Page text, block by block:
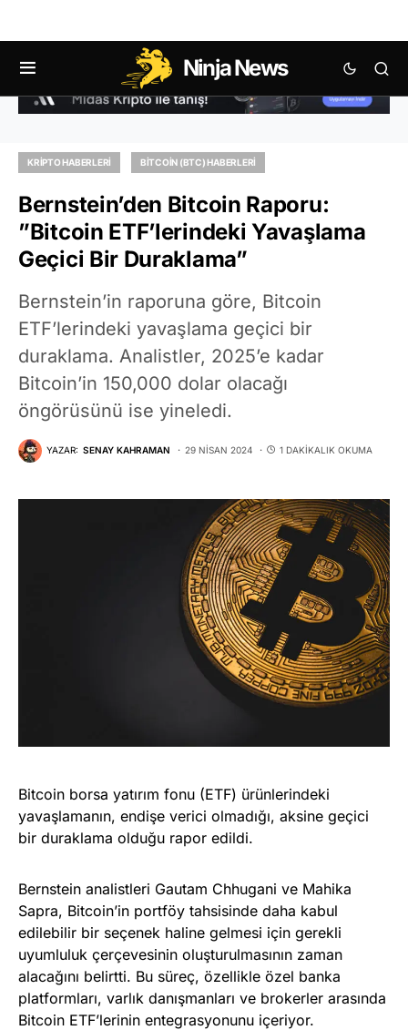
Ninja News
KRIPTO HABERLERI BITCOIN (BTC) HABERLERI
Bernstein’den Bitcoin Raporu:
”Bitcoin ETF’lerindeki Yavaşlama
Geçici Bir Duraklama”
Bernstein’in raporuna göre, Bitcoin
ETF’lerindeki yavaşlama geçici bir
duraklama. Analistler, 2025’e kadar
Bitcoin’in 150,000 dolar olacağı
öngörüsünü ise yineledi.
YAZAR: SENAY KAHRAMAN 29 NISAN 2024 1 DAKIKALIK OKUMA
Bitcoin borsa yatırım fonu (ETF) ürünlerindeki
yavaşlamanın, endişe verici olmadığı, aksine geçici
bir duraklama olduğu rapor edildi.
Bernstein analistleri Gautam Chhugani ve Mahika
Sapra, Bitcoin’in portföy tahsisinde daha kabul
edilebilir bir seçenek haline gelmesi için gerekli
uyumluluk çerçevesinin oluşturulmasının zaman
alacağını belirtti. Bu süreç, özellikle özel banka
platformları, varlık danışmanları ve brokerler arasında
Bitcoin ETF’lerinin entegrasyonunu içeriyor.